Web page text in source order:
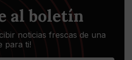
al boletín
noticias frescas de una
para ti!